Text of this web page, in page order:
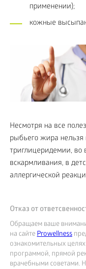
применении);
кожные
Несмотря на все
рыбьего жира нельзя
триглицеридемии, во
вскармливания, в
аллергической
Отказ от
Обращаем ваше
на сайтеProwellness
ознакомительных
программой, прямой
врачебными советами.